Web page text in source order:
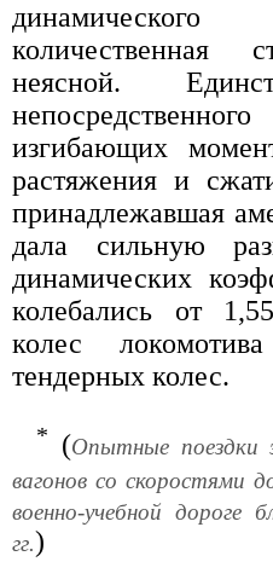
динамического
количественная
неясной.
изгибающих
растяжения и
принадлежавшая
дала сильную
динамических
колебались от
колес
тендерных колес.
* (Опытные поездки
вагонов со скоростями
военно-учебной дороге
гг.)